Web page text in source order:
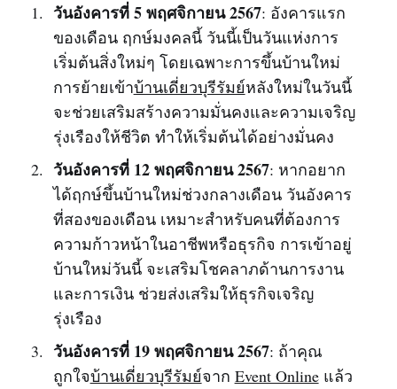
วันอังคารที่ 5 พฤศจิกายน 2567: อังคารแรก
ของเดือน ฤกษ์มงคลนี้ วันนี้เป็นวันแห่งการ
เริ่มต้นสิ่งใหม่ๆ โดยเฉพาะการขึ้นบ้านใหม่
การย้ายเข้าบ้านเดี่ยวบุรีรัมย์หลังใหม่ในวันนี้
จะช่วยเสริมสร้างความมั่นคงและความเจริญ
รุ่งเรืองให้ชีวิต ทำให้เริ่มต้นได้อย่างมั่นคง
วันอังคารที่ 12 พฤศจิกายน 2567: หากอยาก
ได้ฤกษ์ขึ้นบ้านใหม่ช่วงกลางเดือน วันอังคาร
ที่สองของเดือน เหมาะสำหรับคนที่ต้องการ
ความก้าวหน้าในอาชีพหรือธุรกิจ การเข้าอยู่
บ้านใหม่วันนี้ จะเสริมโชคลาภด้านการงาน
และการเงิน ช่วยส่งเสริมให้ธุรกิจเจริญ
รุ่งเรือง
วันอังคารที่ 19 พฤศจิกายน 2567: ถ้าคุณ
ถูกใจบ้านเดี่ยวบุรีรัมย์จาก Event Onlineแล้ว